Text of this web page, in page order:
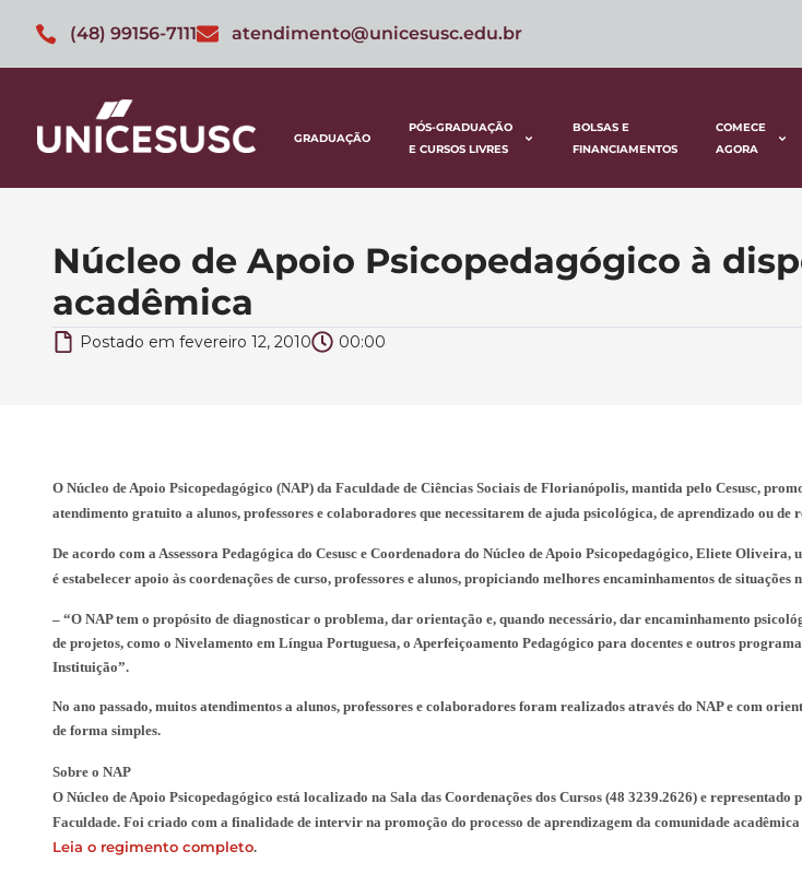
(48) 99156-7111 atendimento@unicesusc.edu.br
GRADUAÇÃO
PÓS-GRADUAÇÃO
E CURSOS LIVRES
BOLSAS E
FINANCIAMENTOS
COMECE
AGORA
Núcleo de Apoio Psicopedagógico à
acadêmica
Postado em fevereiro 12, 2010 00:00
O Núcleo de Apoio Psicopedagógico (NAP) da Faculdade de Ciências Sociais de Florianópolis, mantida pelo Cesusc,
atendimento gratuito a alunos, professores e colaboradores que necessitarem de ajuda psicológica, de aprendizado ou de
De acordo com a Assessora Pedagógica do Cesusc e Coordenadora do Núcleo de Apoio Psicopedagógico, Eliete Oliveira, u
é estabelecer apoio às coordenações de curso, professores e alunos, propiciando melhores encaminhamentos de
– “O NAP tem o propósito de diagnosticar o problema, dar orientação e, quando necessário, dar encaminhamento
de projetos, como o Nivelamento em Língua Portuguesa, o Aperfeiçoamento Pedagógico para docentes e outros
Instituição”.
No ano passado, muitos atendimentos a alunos, professores e colaboradores foram realizados através do NAP e com
de forma simples.
Sobre o NAP
O Núcleo de Apoio Psicopedagógico está localizado na Sala das Coordenações dos Cursos (48 3239.2626) e representado
Faculdade. Foi criado com a finalidade de intervir na promoção do processo de aprendizagem da comunidade
Leia o regimento completo.